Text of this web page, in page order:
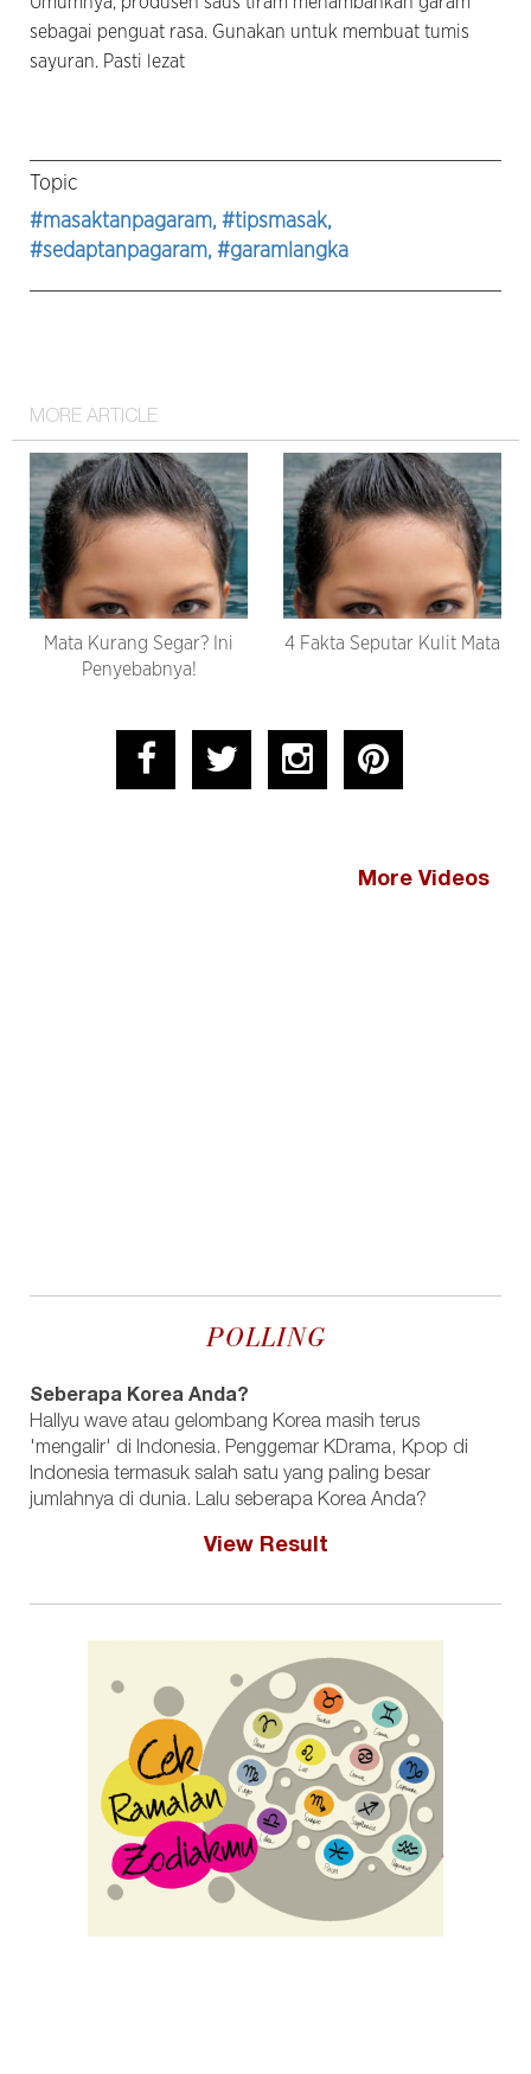
sebagai penguat rasa. Gunakan untuk membuat tumis
sayuran. Pasti lezat
Topic
#masaktanpagaram, #tipsmasak,
#sedaptanpagaram, #garamlangka
MORE ARTICLE
Mata Kurang Segar? Ini
Penyebabnya!
4 Fakta Seputar Kulit Mata
More Videos
POLLING
Seberapa Korea Anda?
Hallyu wave atau gelombang Korea masih terus
'mengalir' di Indonesia. Penggemar KDrama, Kpop di
Indonesia termasuk salah satu yang paling besar
jumlahnya di dunia. Lalu seberapa Korea Anda?
View Result